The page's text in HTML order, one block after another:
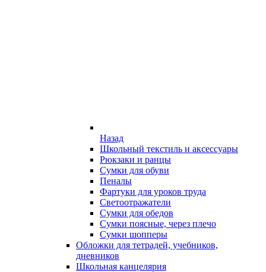
Назад
Школьный текстиль и аксессуары
Рюкзаки и ранцы
Сумки для обуви
Пеналы
Фартуки для уроков труда
Светоотражатели
Сумки для обедов
Сумки поясные, через плечо
Сумки шопперы
Обложки для тетрадей, учебников,
дневников
Школьная канцелярия